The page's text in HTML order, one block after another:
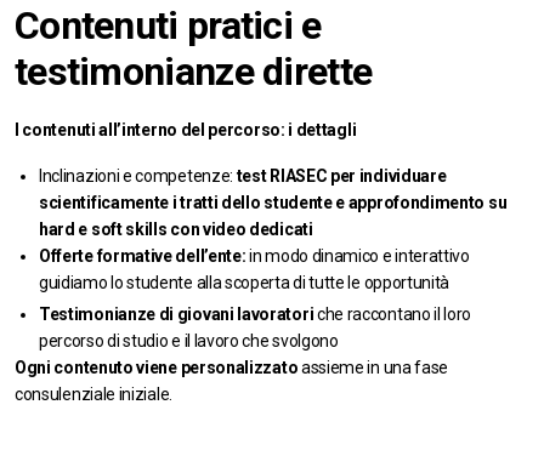
Contenuti pratici e
testimonianze dirette
I contenuti all’interno del percorso: i dettagli
Inclinazioni e competenze: test RIASEC per individuare
scientificamente i tratti dello studente e approfondimento su
hard e soft skills con video dedicati
Offerte formative dell’ente:in modo dinamico e interattivo
guidiamo lo studente alla scoperta di tutte le opportunità
Testimonianze di giovani lavoratoriche raccontano il loro
percorso di studio e il lavoro che svolgono
Ogni contenuto viene personalizzatoassieme in una fase
consulenziale iniziale.